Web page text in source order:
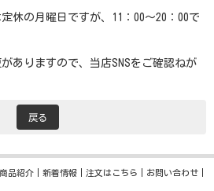
休の月曜日ですが、11：00～20：00で
ありますので、当店SNSをご確認ねが
戻る
商品紹介 新着情報 注文はこちら お問い合わせ